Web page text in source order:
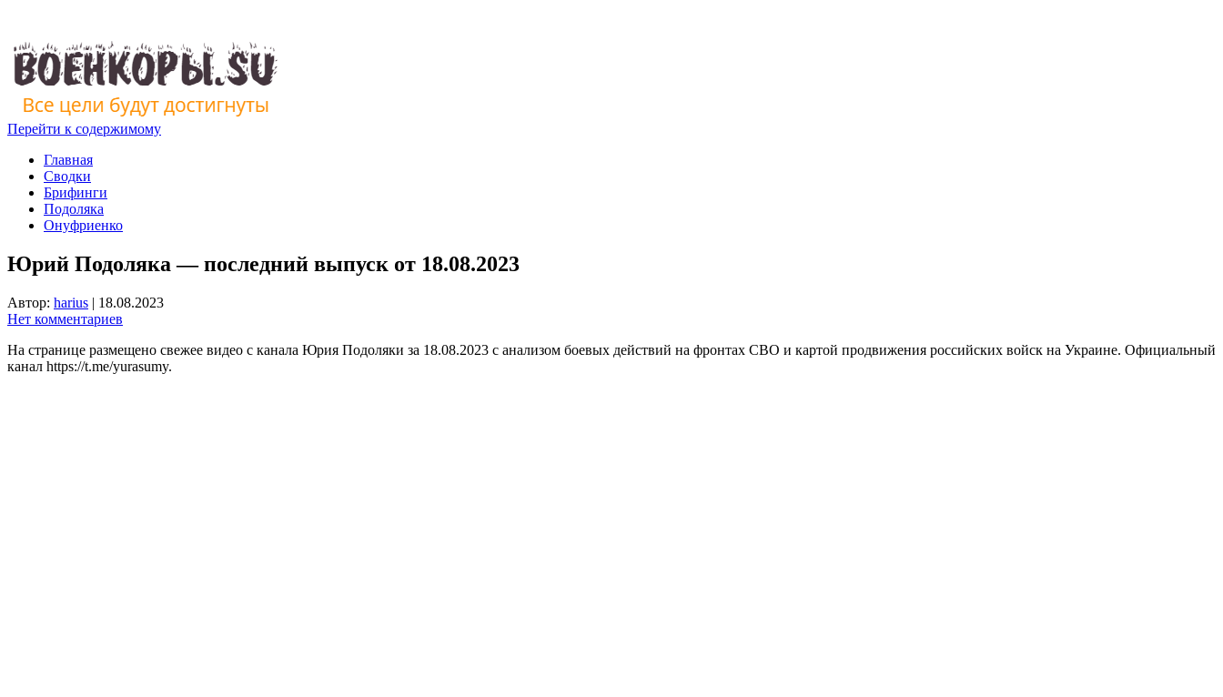
Перейти к содержимому
Главная
Сводки
Брифинги
Подоляка
Онуфриенко
Юрий Подоляка — последний выпуск от 18.08.2023
Автор: harius | 18.08.2023
Нет комментариев
На странице размещено свежее видео с канала Юрия Подоляки за 18.08.2023 с анализом боевых действий на фронтах СВО и картой продвижения российских войск на Украине. Официальный
канал https://t.me/yurasumy.